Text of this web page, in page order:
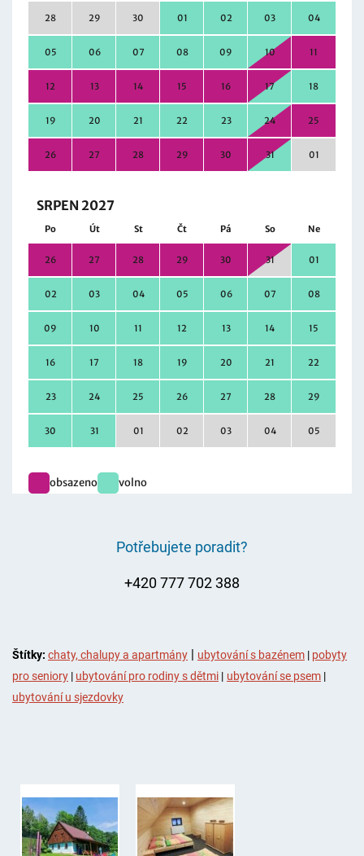
Potřebujete poradit?
+420 777 702 388
Štítky: chaty, chalupy a apartmány| ubytování s bazénem| pobyty
pro seniory| ubytování pro rodiny s dětmi| ubytování se psem|
ubytování u sjezdovky